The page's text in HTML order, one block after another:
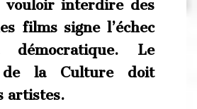
vouloir interdire des
films signe l’échec
Le
de la Culture doit
artistes.